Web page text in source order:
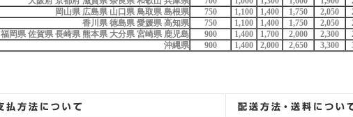
岡山県 広島県 山口県 鳥取県 島根県
750 1,100 1,400 1,750 2,050
香川県 徳島県 愛媛県 高知県
750 1,100 1,400 1,750 2,050
福岡県 佐賀県 長崎県 熊本県 大分県 宮崎県 鹿児島
900 1,400 1,700 2,000 2,300
沖縄県
900 1,400 2,000 2,650 3,300